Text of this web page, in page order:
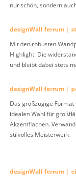
nur schön, sondern
designWall ferrum |
Mit den robusten
Highlight. Die
und bleibt dabei stets
designWall ferrum |
Das großzügige
idealen Wahl für
Akzentflächen.
stilvolles Meisterwerk.
designWall ferrum |